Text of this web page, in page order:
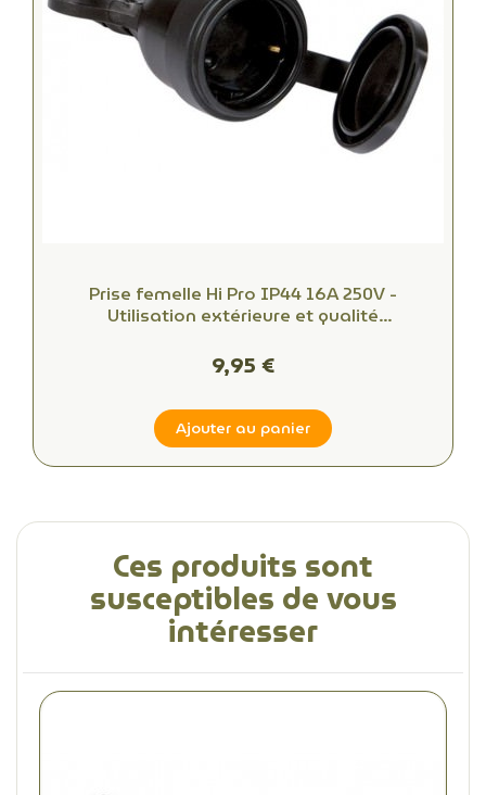
Prise femelle Hi Pro IP44 16A 250V -
Utilisation extérieure et qualité
9,95 €
Ajouter au panier
Ces produits sont
susceptibles de vous
intéresser